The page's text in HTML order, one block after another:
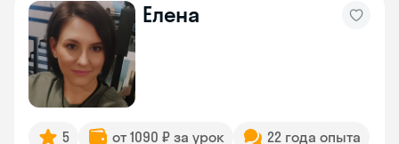
Елена
5 от 1090 ₽ за урок 22 года опыта